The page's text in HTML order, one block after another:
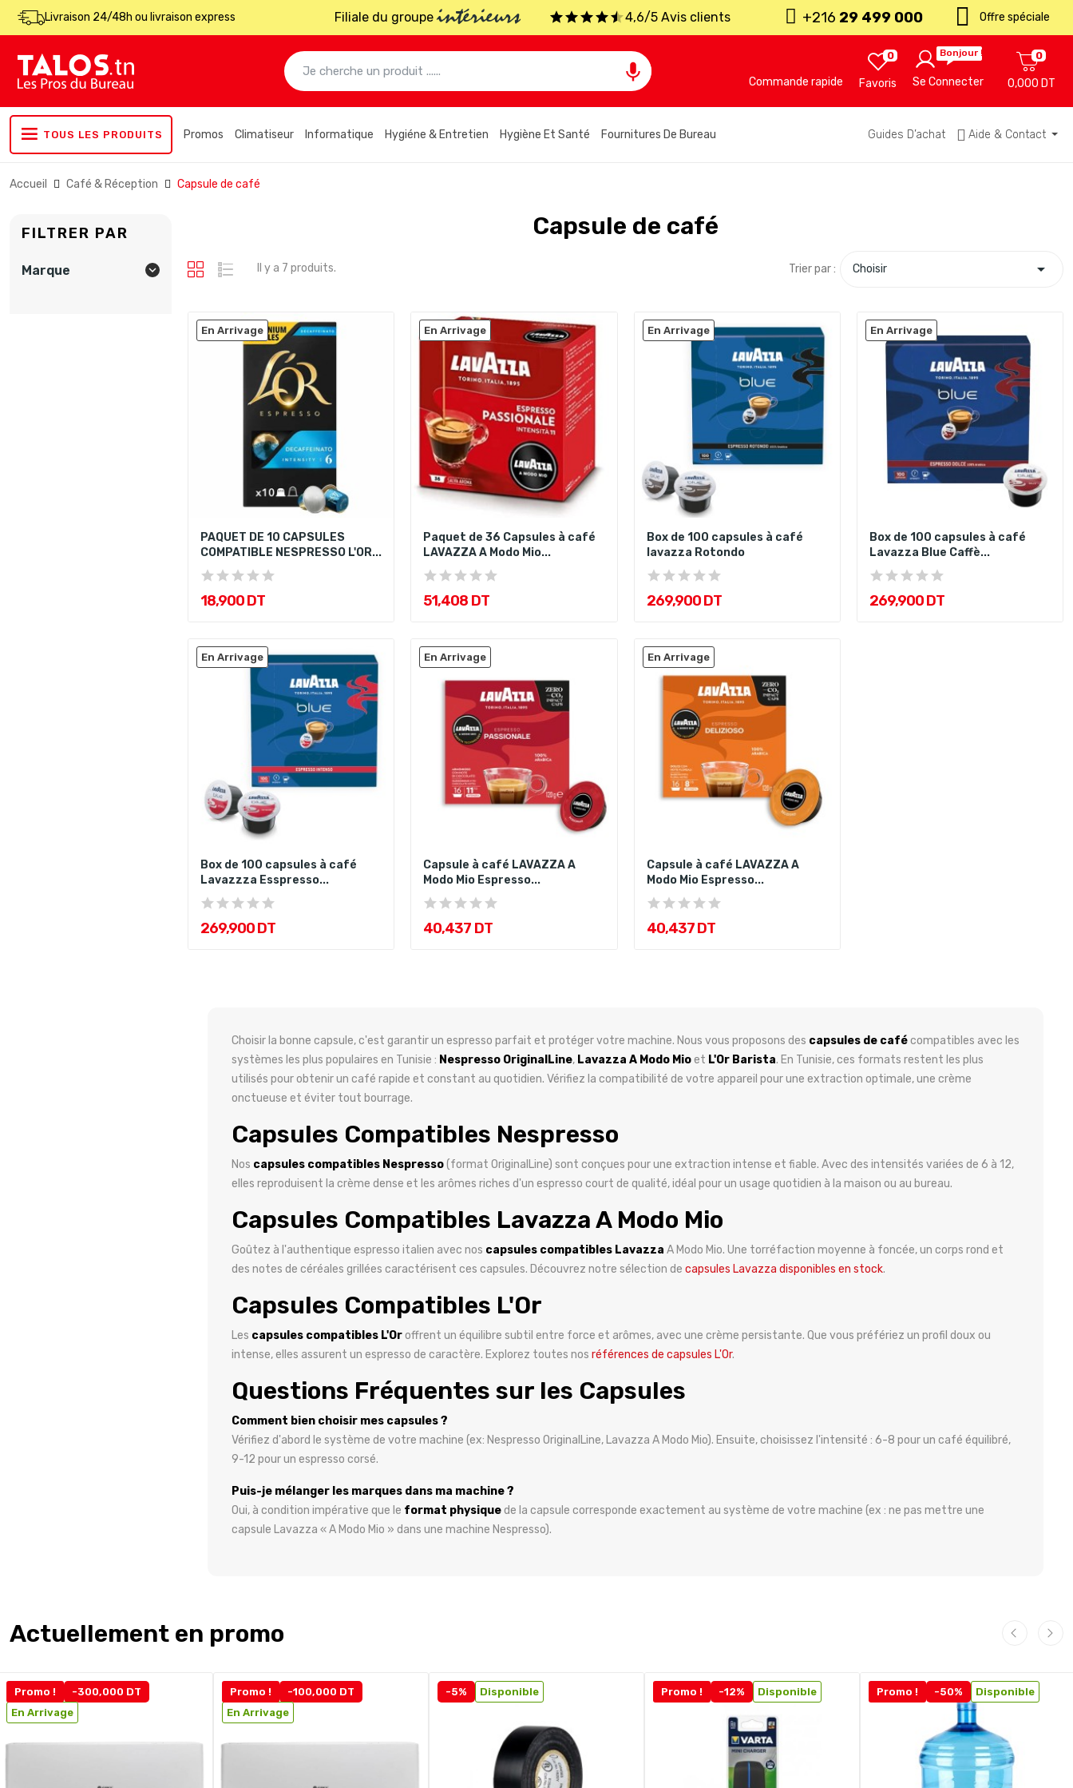
Livraison 24/48h ou livraison express Filiale du groupeintérieurs 4,6/5 Avis clients +216 29 499 000 Offre spéciale
 Commande rapide Favoris
0 Bonjour !
Se Connecter 0,000 DT
0
TOUS LES PRODUITS Promos Climatiseur Informatique Hygiéne & Entretien Hygiène Et Santé Fournitures De Bureau Guides D’achat Aide & Contact
Accueil Café & Réception Capsule de café
FILTRER PAR
Marque 
Capsule de café
Il y a 7 produits. Trier par : Choisir 
En Arrivage
PAQUET DE 10 CAPSULES
COMPATIBLE NESPRESSO L'OR...
18,900 DT
En Arrivage
Paquet de 36 Capsules à café
LAVAZZA A Modo Mio...
51,408 DT
En Arrivage
Box de 100 capsules à café
lavazza Rotondo
269,900 DT
En Arrivage
Box de 100 capsules à café
Lavazza Blue Caffè...
269,900 DT
En Arrivage
Box de 100 capsules à café
Lavazzza Esspresso...
269,900 DT
En Arrivage
Capsule à café LAVAZZA A
Modo Mio Espresso...
40,437 DT
En Arrivage
Capsule à café LAVAZZA A
Modo Mio Espresso...
40,437 DT
Choisir la bonne capsule, c'est garantir un espresso parfait et protéger votre machine. Nous vous proposons des capsules de cafécompatibles avec les
systèmes les plus populaires en Tunisie : Nespresso OriginalLine, Lavazza A Modo Mioet L'Or Barista. En Tunisie, ces formats restent les plus
utilisés pour obtenir un café rapide et constant au quotidien. Vérifiez la compatibilité de votre appareil pour une extraction optimale, une crème
onctueuse et éviter tout bourrage.
Capsules Compatibles Nespresso
Nos capsules compatibles Nespresso(format OriginalLine) sont conçues pour une extraction intense et fiable. Avec des intensités variées de 6 à 12,
elles reproduisent la crème dense et les arômes riches d'un espresso court de qualité, idéal pour un usage quotidien à la maison ou au bureau.
Capsules Compatibles Lavazza A Modo Mio
Goûtez à l'authentique espresso italien avec nos capsules compatibles Lavazza A Modo Mio. Une torréfaction moyenne à foncée, un corps rond et
des notes de céréales grillées caractérisent ces capsules. Découvrez notre sélection de capsules Lavazza disponibles en stock.
Capsules Compatibles L'Or
Les capsules compatibles L'Oroffrent un équilibre subtil entre force et arômes, avec une crème persistante. Que vous préfériez un profil doux ou
intense, elles assurent un espresso de caractère. Explorez toutes nos références de capsules L'Or.
Questions Fréquentes sur les Capsules
Comment bien choisir mes capsules ?
Vérifiez d'abord le système de votre machine (ex: Nespresso OriginalLine, Lavazza A Modo Mio). Ensuite, choisissez l'intensité : 6-8 pour un café équilibré,
9-12 pour un espresso corsé.
Puis-je mélanger les marques dans ma machine ?
Oui, à condition impérative que le format physiquede la capsule corresponde exactement au système de votre machine (ex : ne pas mettre une
capsule Lavazza « A Modo Mio » dans une machine Nespresso).
Actuellement en promo
Promo !
-300,000 DT
En Arrivage
Promo !
-100,000 DT
En Arrivage
-5% Disponible Promo ! -12% Disponible Promo ! -50% Disponible